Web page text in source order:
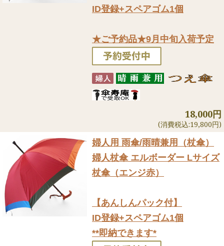
ID登録+スペアゴム1個
★ご予約品★9月中旬入荷予定
18,000円
(消費税込:19,800円)
婦人用 雨傘/雨晴兼用（杖傘）
婦人杖傘 エルボーダー Lサイズ
杖傘（エンジ赤）
【あんしんパック付】
ID登録+スペアゴム1個
**即納できます*